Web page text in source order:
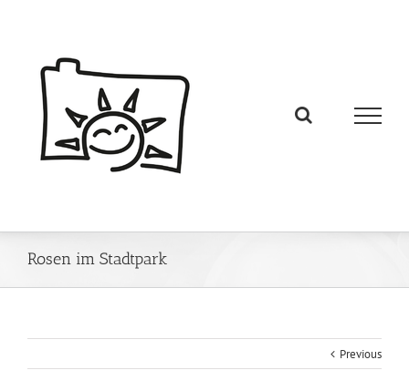
Rosen im Stadtpark
Previous